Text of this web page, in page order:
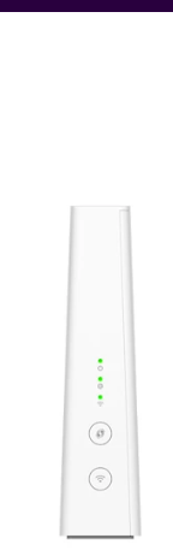
Mobil
SSL-